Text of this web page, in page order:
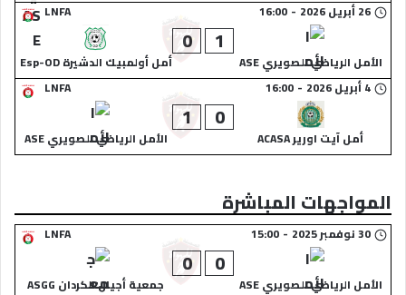
LNFA
26 أبريل 2026 -
16:00
الأمل الرياضي الصويري ASE
1
0
أمل أولمبيك الدشيرة Esp-OD
LNFA
4 أبريل 2026 -
16:00
أمل آيت اورير ACASA
0
1
الأمل الرياضي الصويري ASE
المواجهات المباشرة
LNFA 30 نوفمبر 2025 -
15:00
الأمل الرياضي الصويري ASE
0
0
جمعية أجيال الكردان ASGG